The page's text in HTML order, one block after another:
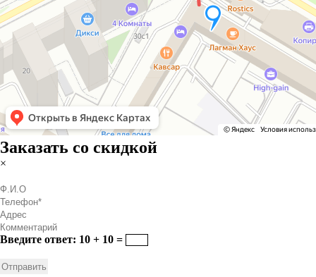
Заказать со скидкой
×
Введите ответ: 10 + 10 =